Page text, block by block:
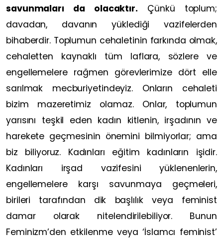
savunmaları da olacaktır. Çünkü toplum;
davadan, davanın yüklediği vazifelerden
bihaberdir. Toplumun cehaletinin farkında olmak,
cehaletten kaynaklı tüm laflara, sözlere ve
engellemelere rağmen görevlerimize dört elle
sarılmak mecburiyetindeyiz. Onların cehaleti
bizim mazeretimiz olamaz. Onlar, toplumun
yarısını teşkil eden kadın kitlenin, irşadının ve
harekete geçmesinin önemini bilmiyorlar; ama
biz biliyoruz. Kadınları eğitim kadınların işidir.
Kadınları irşad vazifesini yüklenenlerin,
engellemelere karşı savunmaya geçmeleri,
birileri tarafından dik başlılık veya feminist
damar olarak nitelendirilebiliyor. Bunun
Feminizm’den etkilenme veya ‘İslamcı feminist’